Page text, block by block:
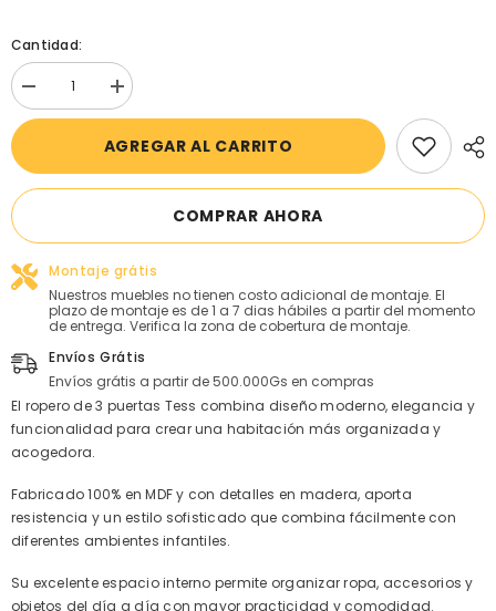
Cantidad:
Disminuir
cantidad
Pts
Matic
Off
White
Freijo
Eco
Wood
aumentar
la
para
3
Pts
Laqueado
White
Freijo
Eco
Wood
AGREGAR AL CARRITO
COMPRAR AHORA
Montaje grátis
Nuestros muebles no tienen costo adicional de montaje. El
plazo de montaje es de 1 a 7 dias hábiles a partir del momento
de entrega. Verifica la zona de cobertura de montaje.
Envíos Grátis
Envíos grátis a partir de 500.000Gs en compras
El ropero de 3 puertas Tess combina diseño moderno, elegancia y
funcionalidad para crear una habitación más organizada y
acogedora.
Fabricado 100% en MDF y con detalles en madera, aporta
resistencia y un estilo sofisticado que combina fácilmente con
diferentes ambientes infantiles.
Su excelente espacio interno permite organizar ropa, accesorios y
objetos del día a día con mayor practicidad y comodidad.